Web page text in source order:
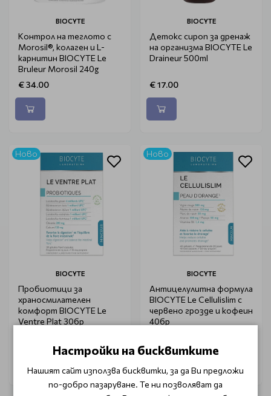
BIOCYTE
Контрол на теглото с
Morosil®, колаген и L-
карнитин BIOCYTE Le
Bruleur Morosil 240g
€ 34.00
BIOCYTE
Детокс сироп за дренаж
на организма BIOCYTE Le
Draineur 500ml
€ 17.00
Ново
BIOCYTE
Пробиотици за
храносмилателен
комфорт BIOCYTE Le
Ventre Plat 30бр
Ново
BIOCYTE
Антицелулитна формула
BIOCYTE Le Cellulislim с
червено грозде и кофеин
40бр
Настройки на бисквитките
Нашият сайт използва бисквитки, за да Ви предложи
по-добро пазаруване. Те ни позволяват да